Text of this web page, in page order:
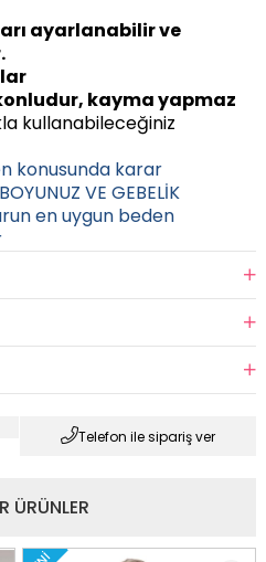
ayarlanabilir ve
kayma yapmaz
kullanabileceğiniz
konusunda karar
VE GEBELİK
en uygun beden
Telefon ile sipariş ver
ÜRÜNLER